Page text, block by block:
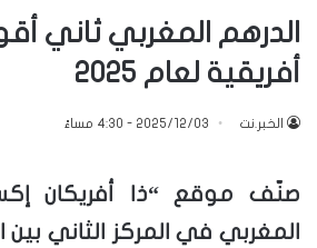
الدرهم المغربي ثاني
أفريقية لعام 2025
الخبر.نت 2025/12/03 - 4:30 مساءً
صنّف موقع “ذا أفريكان
المغربي في المركز الثاني بين